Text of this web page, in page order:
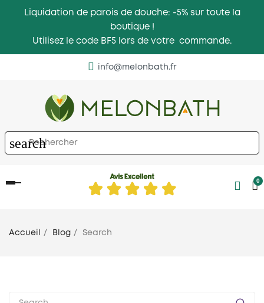
Liquidation de parois de douche: -5% sur toute la
boutique !
Utilisez le code BF5 lors de votre commande.
info@melonbath.fr
search
Basculer
0
Accueil Blog Search